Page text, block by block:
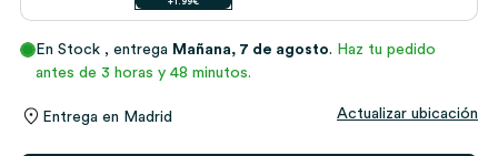
En Stock , entrega Mañana, 7 de agosto. Haz tu pedido
antes de 3 horas y 48 minutos.
Entrega en Madrid Actualizar ubicación